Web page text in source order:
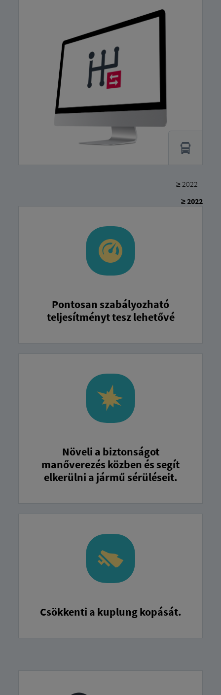
≥ 2022
≥ 2022
Pontosan szabályozható
teljesítményt tesz lehetővé
Növeli a biztonságot
manőverezés közben és segít
elkerülni a jármű sérüléseit.
Csökkenti a kuplung kopását.